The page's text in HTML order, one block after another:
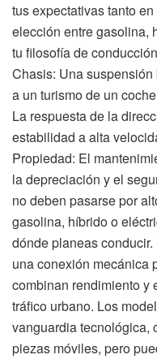
tus expectativas tanto
elección entre gasolina,
tu filosofía de
Chasis: Una
a un turismo de un
La respuesta de la
estabilidad a alta
Propiedad: El
la depreciación y el
no deben pasarse por
gasolina, híbrido o
dónde planeas
una conexión mecánica
combinan rendimiento y
tráfico urbano. Los
vanguardia tecnológica,
piezas móviles, pero